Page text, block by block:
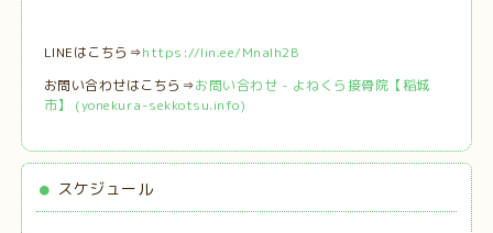
LINEはこちら⇒https://lin.ee/MnaIh2B
お問い合わせはこちら⇒お問い合わせ - よねくら接骨院【稲城
市】 (yonekura-sekkotsu.info)
スケジュール